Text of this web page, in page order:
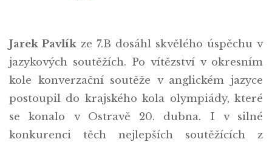
Jarek Pavlík ze 7.B dosáhl skvělého úspěchu v
jazykových soutěžích. Po vítězství v okresním
kole konverzační soutěže v anglickém jazyce
postoupil do krajského kola olympiády, které
se konalo v Ostravě 20. dubna. I v silné
konkurenci těch nejlepších soutěžících z